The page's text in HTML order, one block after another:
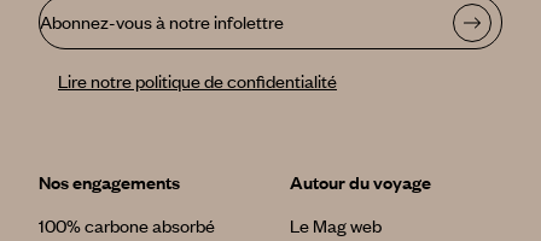
Abonnez-vous à notre infolettre
Lire notre politique de confidentialité
Nos engagements
100% carbone absorbé
Autour du voyage
Le Mag web